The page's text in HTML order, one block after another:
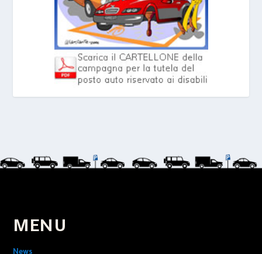
MENU